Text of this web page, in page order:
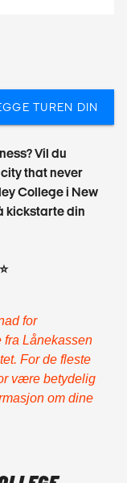
TUREN DIN
Vil du
that never
College i New
kickstarte din
for
fra Lånekassen
For de fleste
være betydelig
om dine